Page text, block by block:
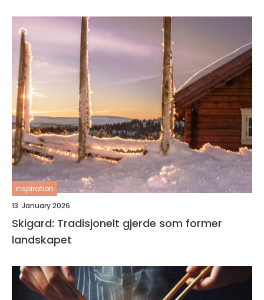
inspiration
13. January 2026
Skigard: Tradisjonelt gjerde som former
landskapet